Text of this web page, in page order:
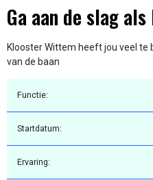
Ga aan de slag
Klooster Wittem heeft jou veel te
van de baan
Functie:
Startdatum:
Ervaring: